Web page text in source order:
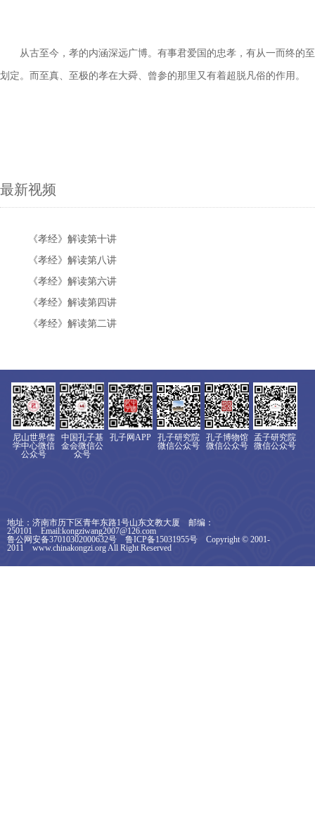
从古至今，孝的内涵深远广博。有事君爱国的忠孝，有从一而终的至
划定。而至真、至极的孝在大舜、曾参的那里又有着超脱凡俗的作用。
最新视频
《孝经》解读第十讲
《孝经》解读第八讲
《孝经》解读第六讲
《孝经》解读第四讲
《孝经》解读第二讲
尼山世界儒
学中心微信
公众号
中国孔子基
金会微信公
众号
孔子网APP
孔子研究院
微信公众号
孔子博物馆
微信公众号
孟子研究院
微信公众号
地址：济南市历下区青年东路1号山东文教大厦 邮编：
250101 Email:kongziwang2007@126.com
鲁公网安备37010302000632号 鲁ICP备15031955号 Copyright © 2001-
2011 www.chinakongzi.org All Right Reserved